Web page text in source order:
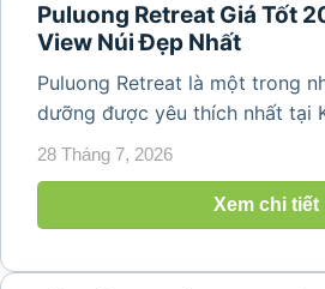
Puluong Retreat Giá Tốt
View Núi Đẹp Nhất
Puluong Retreat là một trong
dưỡng được yêu thích nhất tại
nhiên Pù Luông, Thanh Hóa.
những thửa ruộng bậc thang,
kiến trúc nhà sàn truyền thống
28 Tháng 7, 2026
Xem chi tiết